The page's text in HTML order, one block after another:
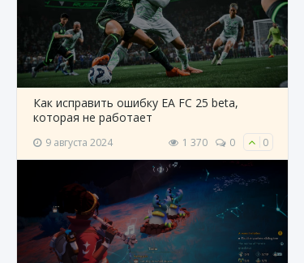
Как исправить ошибку EA FC 25 beta,
которая не работает
9 августа 2024 1 370 0 0